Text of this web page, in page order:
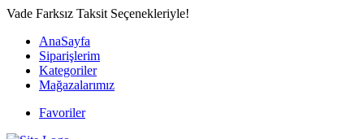
Vade Farksız Taksit Seçenekleriyle!
AnaSayfa
Siparişlerim
Kategoriler
Mağazalarımız
Favoriler